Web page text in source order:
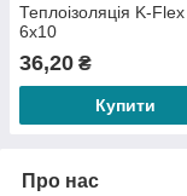
Теплоізоляція K-
6x10
36,20 ₴
Купити
Про нас